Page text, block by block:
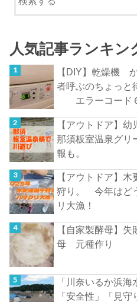
人気記事ランキン
【DIY】乾燥機
者呼ぶのちょっ
エラーコード
【アウトドア】
那須板室温泉グ
報も。
【アウトドア】
狩り。 今年はど
リ大漁！
【自家製酵母】
母 元種作り
「川奈いるか浜海
「安全性」「見